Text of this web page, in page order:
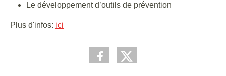
Le développement d’outils de prévention
Plus d'infos: ici